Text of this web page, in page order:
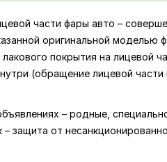
части фары авто –
оригинальной моделью
покрытия на лицевой
(обращение лицевой
– родные,
защита от